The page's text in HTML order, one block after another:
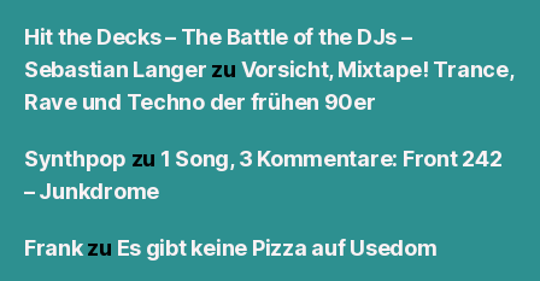
Hit the Decks – The Battle of the DJs –
Sebastian Langer zu Vorsicht, Mixtape! Trance,
Rave und Techno der frühen 90er
Synthpop zu 1 Song, 3 Kommentare: Front 242
– Junkdrome
Frankzu Es gibt keine Pizza auf Usedom